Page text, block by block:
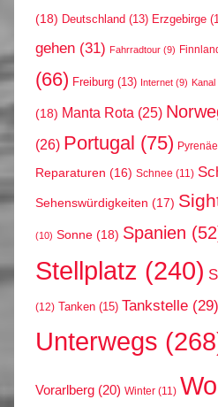
(18) Deutschland (13) Erzgebirge
gehen (31) Fahrradtour (9)
(66) Freiburg (13) Internet (9) Kanal
(18) Manta Rota (25)
(26) Portugal (75)
Reparaturen (16) Schnee (11)
Sehenswürdigkeiten (17)
(10) Sonne (18) Spanien
Stellplatz (240)
(12) Tanken (15) Tankstelle (29)
Unterwegs
Vorarlberg (20) Winter (11)